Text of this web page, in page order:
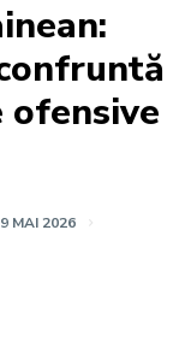
ofensive
MAI 2026